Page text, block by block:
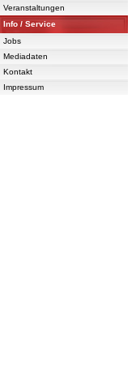
Veranstaltungen
Info / Service
Jobs
Mediadaten
Kontakt
Impressum